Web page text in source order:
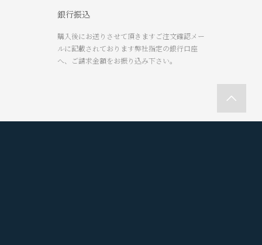
銀行振込
購入後にお送りさせて頂きますご注文確認メー
ルに記載されております弊社指定の銀行口座
へ、ご請求金額をお振り込み下さい。